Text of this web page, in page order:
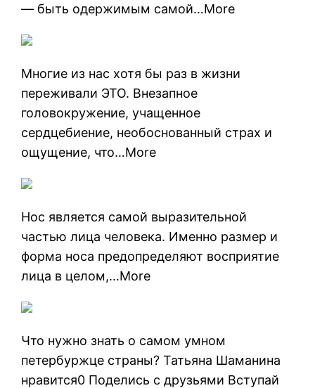
— быть одержимым самой…More
Многие из нас хотя бы раз в жизни
переживали ЭТО. Внезапное
головокружение, учащенное
сердцебиение, необоснованный страх и
ощущение, что…More
Нос является самой выразительной
частью лица человека. Именно размер и
форма носа предопределяют восприятие
лица в целом,…More
Что нужно знать о самом умном
петербуржце страны? Татьяна Шаманина
нравится0 Поделись с друзьями Вступай